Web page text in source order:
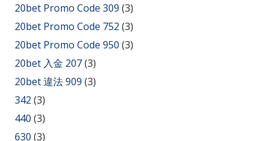
20bet Promo Code 309 (3)
20bet Promo Code 752 (3)
20bet Promo Code 950 (3)
20bet 入金 207(3)
20bet 違法 909 (3)
342 (3)
440 (3)
630 (3)